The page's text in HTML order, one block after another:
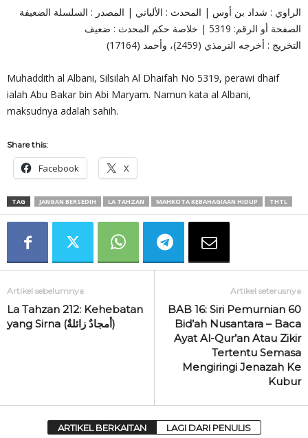
الراوي : شداد بن أوس | المحدث : الألباني | المصدر : السلسلة الضعيفة
الصفحة أو الرقم: 5319 | خلاصة حكم المحدث : ضعيف
التخريج : أخرجه الترمذي (2459)، وأحمد (17164)
Muhaddith al Albani, Silsilah Al Dhaifah No 5319, perawi dhaif
ialah Abu Bakar bin Abi Maryam. Namun kata al Albani,
maksudnya adalah sahih.
Share this:
Facebook X
TAG JANGAN BERSEDIH LA TAHZAN MAHKOTA KEBAHAGIAAN HIDUP THTL
Artikel sebelumnya
La Tahzan 212: Kehebatan
yang Sirna (أمجادٌ زائلةٌ)
Artikel seterusnya
BAB 16: Siri Pemurnian 60
Bid’ah Nusantara – Baca
Ayat Al-Qur’an Atau Zikir
Tertentu Semasa
Mengiringi Jenazah Ke
Kubur
ARTIKEL BERKAITAN LAGI DARI PENULIS